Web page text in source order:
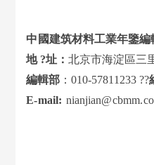
中 國建筑材料工業年鑒編
地?址：北京市海淀區三
編輯部 ：010-57811233 ??
E-mail:nianjian@cbmm.